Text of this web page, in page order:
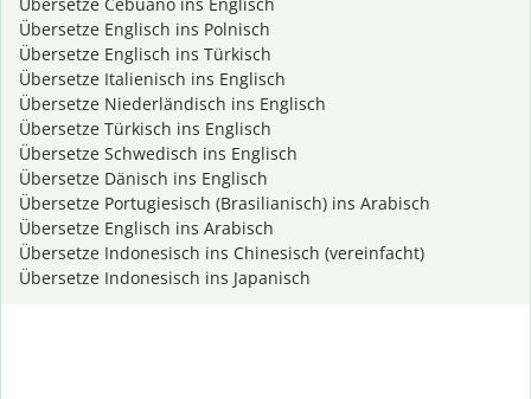
Übersetze Englisch ins Polnisch
Übersetze Englisch ins Türkisch
Übersetze Italienisch ins Englisch
Übersetze Niederländisch ins Englisch
Übersetze Türkisch ins Englisch
Übersetze Schwedisch ins Englisch
Übersetze Dänisch ins Englisch
Übersetze Portugiesisch (Brasilianisch) ins Arabisch
Übersetze Englisch ins Arabisch
Übersetze Indonesisch ins Chinesisch (vereinfacht)
Übersetze Indonesisch ins Japanisch